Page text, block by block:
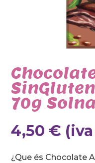
70g
4,50 €
¿Que és Chocolate